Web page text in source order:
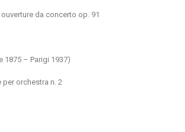
da concerto op. 91
1875 – Parigi 1937)
per orchestra n. 2